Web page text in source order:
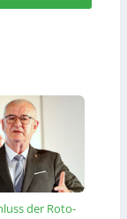
der Roto-